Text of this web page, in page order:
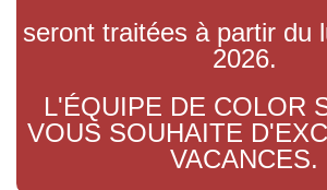
seront traitées à partir du
2026.
L'ÉQUIPE DE COLOR
VOUS SOUHAITE
VACANCES.